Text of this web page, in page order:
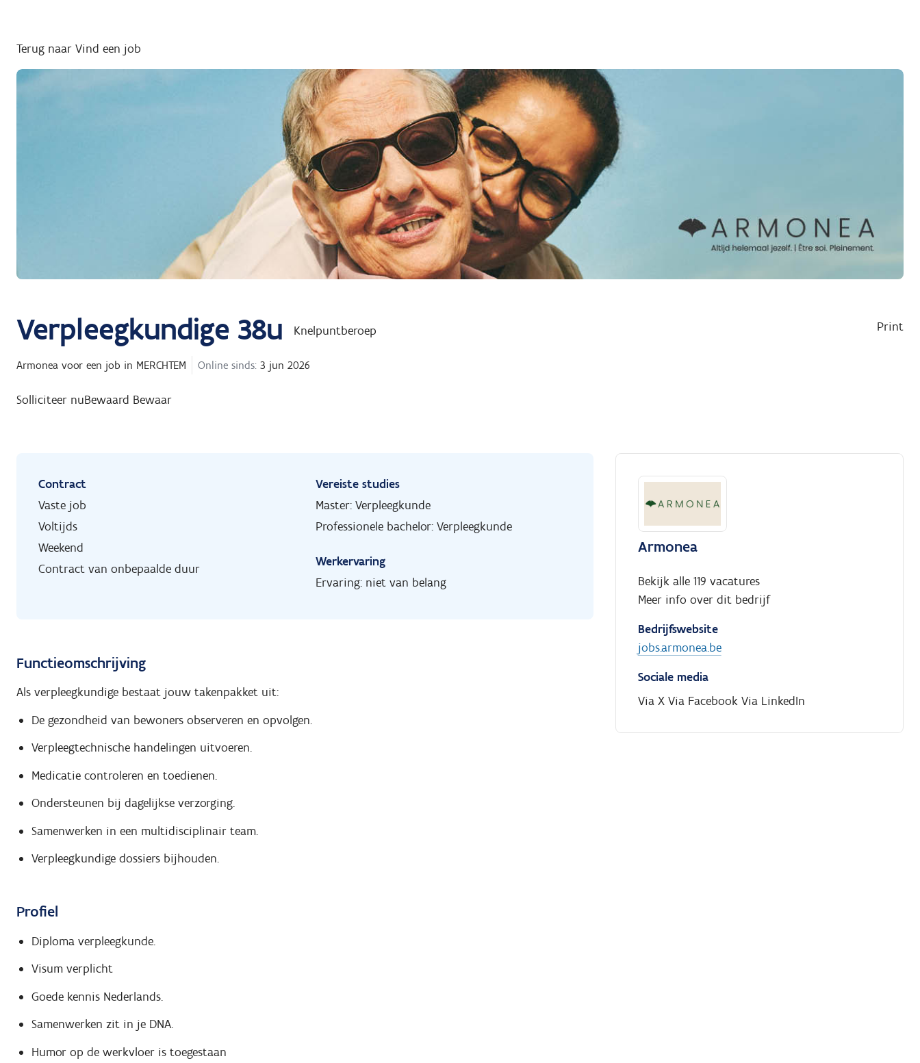
Terug naar Vind een job
Verpleegkundige 38u Knelpuntberoep Print
Armonea voor een job in MERCHTEM Online sinds: 3 jun 2026
Solliciteer nuBewaard Bewaar
Contract
Vaste job
Voltijds
Weekend
Contract van onbepaalde duur
Vereiste studies
Master: Verpleegkunde
Professionele bachelor: Verpleegkunde
Werkervaring
Ervaring: niet van belang
Functieomschrijving
Als verpleegkundige bestaat jouw takenpakket uit:
De gezondheid van bewoners observeren en opvolgen.
Verpleegtechnische handelingen uitvoeren.
Medicatie controleren en toedienen.
Ondersteunen bij dagelijkse verzorging.
Samenwerken in een multidisciplinair team.
Verpleegkundige dossiers bijhouden.
Profiel
Diploma verpleegkunde.
Visum verplicht
Goede kennis Nederlands.
Samenwerken zit in je DNA.
Humor op de werkvloer is toegestaan
Armonea
Bekijk alle 119 vacatures
Meer info over dit bedrijf
Bedrijfswebsite
jobs.armonea.be
Sociale media
Via X Via Facebook Via LinkedIn